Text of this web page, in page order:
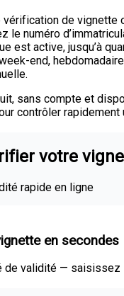
de vignette
le numéro
est active, jusqu’à
end,
sans compte et
contrôler
votre
rapide en ligne
en secondes
de validité — saisissez